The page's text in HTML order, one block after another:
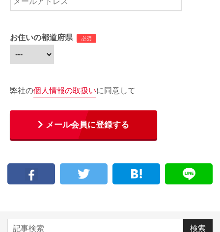
お住いの都道府県
弊社の個人情報の取扱いに同意して
メール会員に登録する